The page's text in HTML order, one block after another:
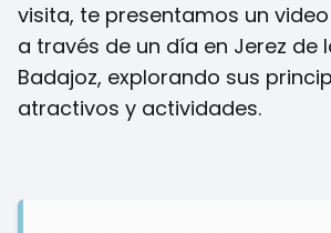
visita, te presentamos un
a través de un día en Jerez de
Badajoz, explorando sus
atractivos y actividades.